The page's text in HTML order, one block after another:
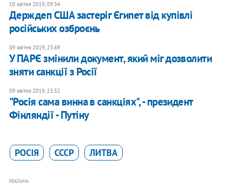
10 квітня 2019, 09:34
Держдеп США застеріг Єгипет від купівлі
російських озброєнь
09 квітня 2019, 23:49
У ПАРЄ змінили документ, який міг дозволити
зняти санкції з Росії
09 квітня 2019, 23:32
"Росія сама винна в санкціях", - президент
Фінляндії - Путіну
РОСІЯ СССР ЛИТВА
РЕКЛАМА